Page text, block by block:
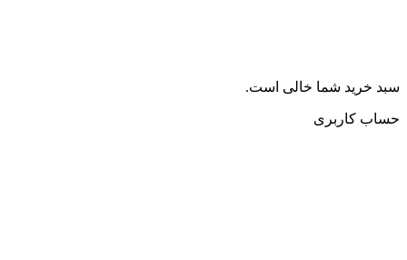
سبد خرید شما خالی است.
حساب کاربری